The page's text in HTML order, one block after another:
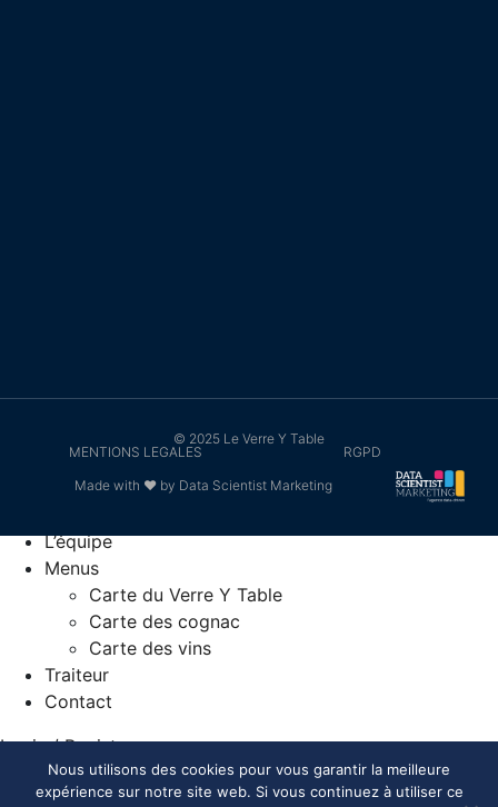
© 2025 Le Verre Y Table
MENTIONS LEGALES
RGPD
Made with ❤ by Data Scientist Marketing
L’équipe
Menus
Carte du Verre Y Table
Carte des cognac
Carte des vins
Traiteur
Contact
Login / Register
Your Cart
Nous utilisons des cookies pour vous garantir la meilleure
expérience sur notre site web. Si vous continuez à utiliser ce